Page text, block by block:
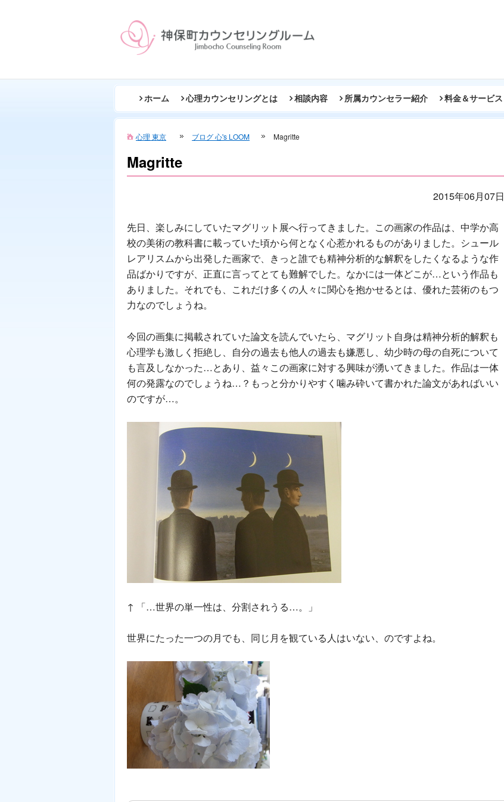
ホーム 心理カウンセリングとは 相談内容 所属カウンセラー紹介 料金＆サービス
心理 東京 ブログ 心's LOOM Magritte
Magritte
2015年06月07日
先日、楽しみにしていたマグリット展へ行ってきました。この画家の作品は、中学か高
校の美術の教科書に載っていた頃から何となく心惹かれるものがありました。シュール
レアリスムから出発した画家で、きっと誰でも精神分析的な解釈をしたくなるような作
品ばかりですが、正直に言ってとても難解でした。なかには一体どこが…という作品も
ありました。それでも、これだけ多くの人々に関心を抱かせるとは、優れた芸術のもつ
力なのでしょうね。
今回の画集に掲載されていた論文を読んでいたら、マグリット自身は精神分析的解釈も
心理学も激しく拒絶し、自分の過去も他人の過去も嫌悪し、幼少時の母の自死について
も言及しなかった…とあり、益々この画家に対する興味が湧いてきました。作品は一体
何の発露なのでしょうね…？もっと分かりやすく噛み砕いて書かれた論文があればいい
のですが…。
↑ 「…世界の単一性は、分割されうる…。」
世界にたった一つの月でも、同じ月を観ている人はいない、のですよね。